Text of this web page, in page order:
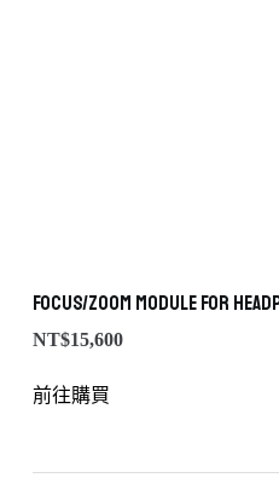
Focus/Zoom Module for
NT$15,600
前往購買